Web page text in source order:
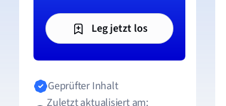
Leg jetzt los
Geprüfter Inhalt
Zuletzt aktualisiert am: